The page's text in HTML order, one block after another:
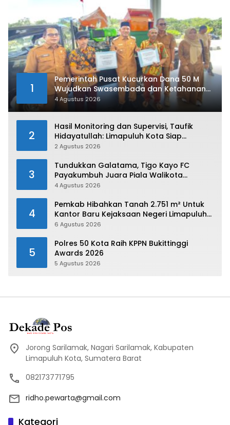
1
Pemerintah Pusat Kucurkan Dana 50 M
Wujudkan Swasembada dan Ketahanan
Pangan di Kabupaten 50 Kota
4 Agustus 2026
2
Hasil Monitoring dan Supervisi, Taufik
Hidayatullah: Limapuluh Kota Siap
Kirimkan Atlet Terbaiknya Pada Porprov
2 Agustus 2026
3
Tundukkan Galatama, Tigo Kayo FC
Payakumbuh Juara Piala Walikota
Payakumbuh 2026
4 Agustus 2026
4
Pemkab Hibahkan Tanah 2.751 m² Untuk
Kantor Baru Kejaksaan Negeri Limapuluh
Kota
6 Agustus 2026
5
Polres 50 Kota Raih KPPN Bukittinggi
Awards 2026
5 Agustus 2026
Jorong Sarilamak, Nagari Sarilamak, Kabupaten
Limapuluh Kota, Sumatera Barat
082173771795
ridho.pewarta@gmail.com
Kategori